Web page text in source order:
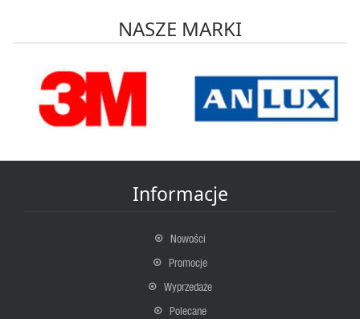
NASZE MARKI
Informacje
Nowości
Promocje
Wyprzedaże
Polecane